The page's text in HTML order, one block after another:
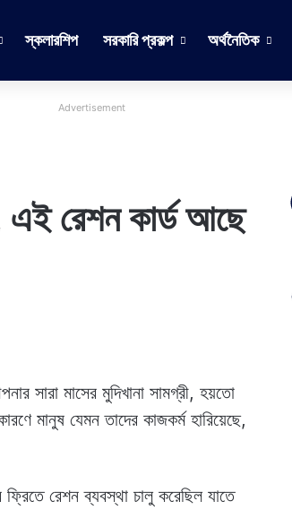
স্কলারশিপ সরকারি প্রকল্প অর্থনৈতিক
Advertisement
এই রেশন কার্ড আছে
মাসের মুদিখানা সামগ্রী, হয়তো
মানুষ যেমন তাদের কাজকর্ম হারিয়েছে,
রেশন ব্যবস্থা চালু করেছিল যাতে